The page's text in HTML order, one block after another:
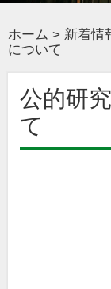
ホーム > 新着情
について
公的研
て